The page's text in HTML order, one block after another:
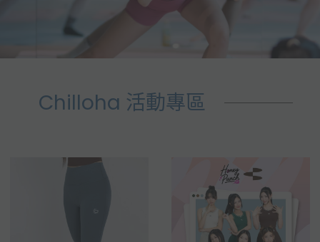
Chilloha 活動專區